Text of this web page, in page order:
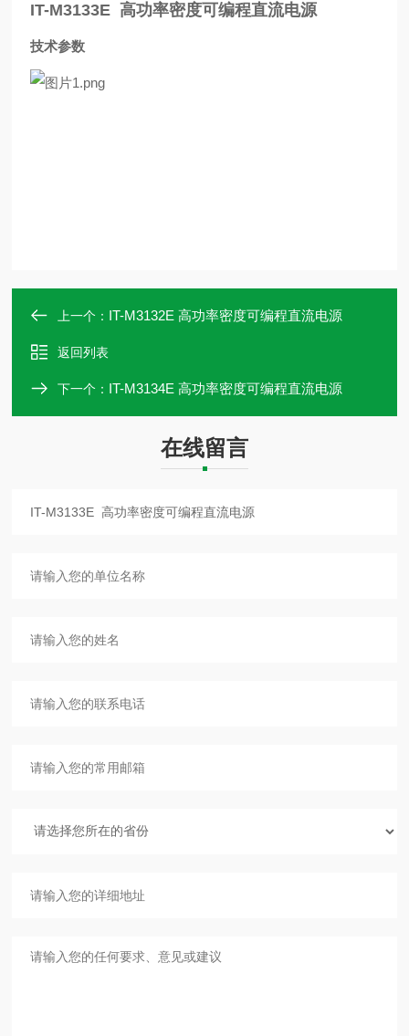
IT-M3133E 高功率密度可编程直流电源
技术参数
上一个： IT-M3132E 高功率密度可编程直流电源
返回列表
下一个： IT-M3134E 高功率密度可编程直流电源
在线留言